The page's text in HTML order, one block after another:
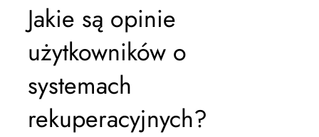
Jakie są opinie
użytkowników o
systemach
rekuperacyjnych?